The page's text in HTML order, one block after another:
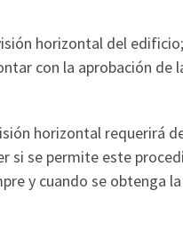
horizontal del
con la aprobación de
horizontal requerirá
si se permite este
y cuando se obtenga